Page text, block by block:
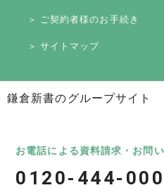
＞ ご契約者様のお手続き
＞ サイトマップ
鎌倉新書のグループサイト
いいお墓 Life.（ライフドット）
いいお墓-ペット霊園版 樹木葬な
お電話による資料請求・お問
0120-444-000